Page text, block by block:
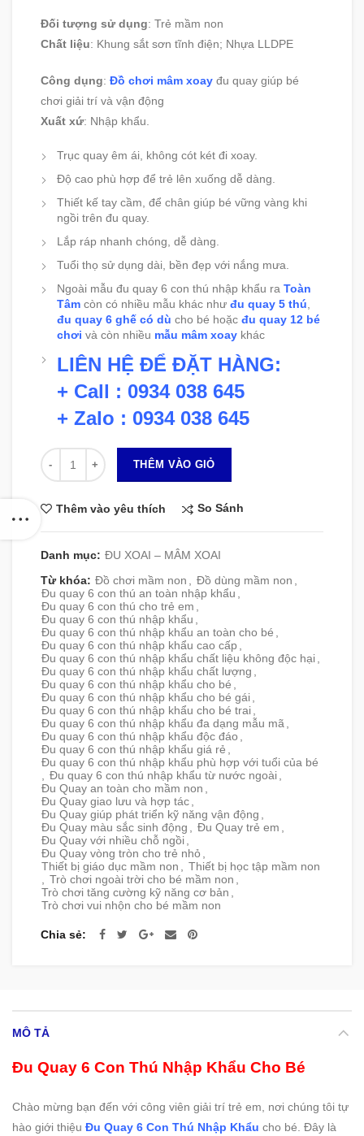
Đối tượng sử dụng: Trẻ mầm non
Chất liệu: Khung sắt sơn tĩnh điện; Nhựa LLDPE
Công dụng: Đồ chơi mâm xoay đu quay giúp bé
chơi giải trí và vận động
Xuất xứ: Nhập khẩu.
Trục quay êm ái, không cót két đi xoay.
Độ cao phù hợp để trẻ lên xuống dễ dàng.
Thiết kế tay cầm, để chân giúp bé vững vàng khi
ngồi trên đu quay.
Lắp ráp nhanh chóng, dễ dàng.
Tuổi thọ sử dụng dài, bền đẹp với nắng mưa.
Ngoài mẫu đu quay 6 con thú nhập khẩu ra Toàn
Tâm còn có nhiều mẫu khác như đu quay 5 thú,
đu quay 6 ghế có dù cho bé hoặc đu quay 12 bé
chơi và còn nhiều mẫu mâm xoay khác
LIÊN HỆ ĐỂ ĐẶT HÀNG:
+ Call : 0934 038 645
+ Zalo : 0934 038 645
Số lượng
THÊM VÀO GIỎ
Thêm vào yêu thích So Sánh
Danh mục: ĐU XOAI – MÂM XOAI
Từ khóa: Đồ chơi mầm non Đồ dùng mầm non
Đu quay 6 con thú an toàn nhập khẩu
Đu quay 6 con thú cho trẻ em
Đu quay 6 con thú nhập khẩu
Đu quay 6 con thú nhập khẩu an toàn cho bé
Đu quay 6 con thú nhập khẩu cao cấp
Đu quay 6 con thú nhập khẩu chất liệu không độc hại
Đu quay 6 con thú nhập khẩu chất lượng
Đu quay 6 con thú nhập khẩu cho bé
Đu quay 6 con thú nhập khẩu cho bé gái
Đu quay 6 con thú nhập khẩu cho bé trai
Đu quay 6 con thú nhập khẩu đa dạng mẫu mã
Đu quay 6 con thú nhập khẩu độc đáo
Đu quay 6 con thú nhập khẩu giá rẻ
Đu quay 6 con thú nhập khẩu phù hợp với tuổi của bé
Đu quay 6 con thú nhập khẩu từ nước ngoài
Đu Quay an toàn cho mầm non
Đu Quay giao lưu và hợp tác
Đu Quay giúp phát triển kỹ năng vận động
Đu Quay màu sắc sinh động
Đu Quay trẻ em
Đu Quay với nhiều chỗ ngồi
Đu Quay vòng tròn cho trẻ nhỏ
Thiết bị giáo dục mầm non
Thiết bị học tập mầm non
Trò chơi ngoài trời cho bé mầm non
Trò chơi tăng cường kỹ năng cơ bản
Trò chơi vui nhộn cho bé mầm non
Chia sẻ
MÔ TẢ
Đu Quay 6 Con Thú Nhập Khẩu Cho Bé
Chào mừng bạn đến với công viên giải trí trẻ em, nơi chúng tôi tự
hào giới thiệu Đu Quay 6 Con Thú Nhập Khẩu cho bé. Đây là